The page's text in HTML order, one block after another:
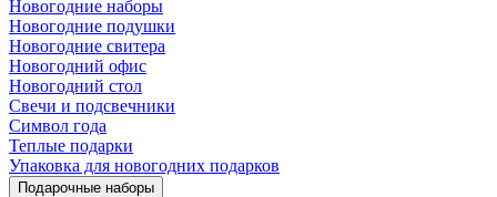
Новогодние наборы
Новогодние подушки
Новогодние свитера
Новогодний офис
Новогодний стол
Свечи и подсвечники
Символ года
Теплые подарки
Упаковка для новогодних подарков
Подарочные наборы